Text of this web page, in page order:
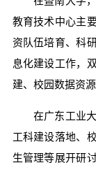
教育技术中心主
资队伍培育、科
息化建设工作，
建、校园数据资
在广东工业
工科建设落地、
生管理等展开研